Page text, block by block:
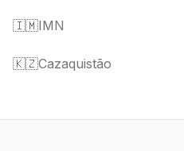
🇮🇲IMN
🇰🇿Cazaquistão